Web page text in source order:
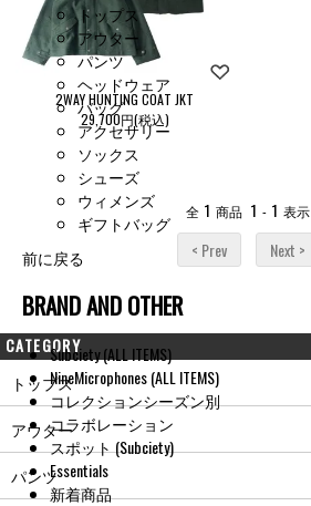
トップス
アウター
パンツ
ヘッドウェア
バッグ
アクセサリー
ソックス
シューズ
ウィメンズ
ギフトバッグ
前に戻る
BRAND AND OTHER
Subciety (ALL ITEMS)
NineMicrophones (ALL ITEMS)
コレクションシーズン別
コラボレーション
スポット (Subciety)
Essentials
新着商品
2WAY HUNTING COAT JKT
29,700円(税込)
全 1 商品 1 - 1 表示
< Prev Next >
CATEGORY
トップス
アウター
パンツ